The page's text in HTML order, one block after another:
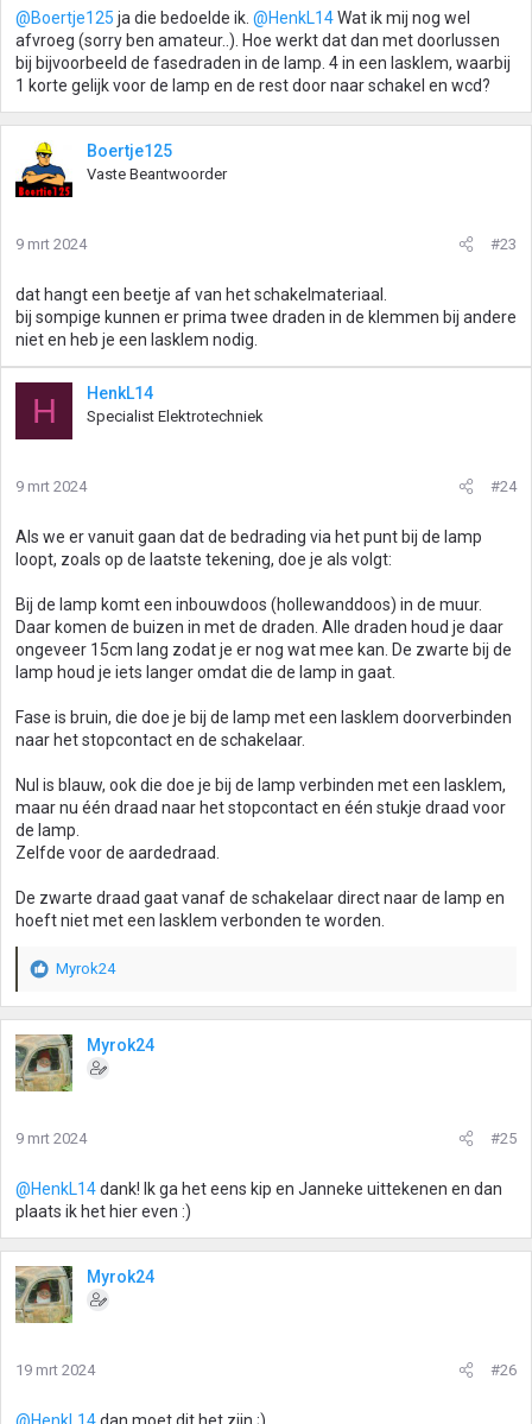
g
e
n
:
@Boertje125 ja die bedoelde ik. @HenkL14Wat ik mij nog wel
afvroeg (sorry ben amateur..). Hoe werkt dat dan met doorlussen
bij bijvoorbeeld de fasedraden in de lamp. 4 in een lasklem, waarbij
1 korte gelijk voor de lamp en de rest door naar schakel en wcd?
Boertje125
Vaste Beantwoorder
9 mrt 2024 #23
dat hangt een beetje af van het schakelmateriaal.
bij sompige kunnen er prima twee draden in de klemmen bij andere
niet en heb je een lasklem nodig.
H HenkL14
Specialist Elektrotechniek
9 mrt 2024 #24
Als we er vanuit gaan dat de bedrading via het punt bij de lamp
loopt, zoals op de laatste tekening, doe je als volgt:
Bij de lamp komt een inbouwdoos (hollewanddoos) in de muur.
Daar komen de buizen in met de draden. Alle draden houd je daar
ongeveer 15cm lang zodat je er nog wat mee kan. De zwarte bij de
lamp houd je iets langer omdat die de lamp in gaat.
Fase is bruin, die doe je bij de lamp met een lasklem doorverbinden
naar het stopcontact en de schakelaar.
Nul is blauw, ook die doe je bij de lamp verbinden met een lasklem,
maar nu één draad naar het stopcontact en één stukje draad voor
de lamp.
Zelfde voor de aardedraad.
De zwarte draad gaat vanaf de schakelaar direct naar de lamp en
hoeft niet met een lasklem verbonden te worden.
W
a
r
d
e
n
e
n
:
Myrok24
Myrok24
9 mrt 2024 #25
@HenkL14dank! Ik ga het eens kip en Janneke uittekenen en dan
plaats ik het hier even :)
Myrok24
19 mrt 2024 #26